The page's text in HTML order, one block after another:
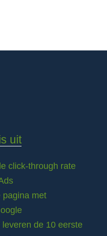
uit
click-through rate
pagina met
de 10 eerste